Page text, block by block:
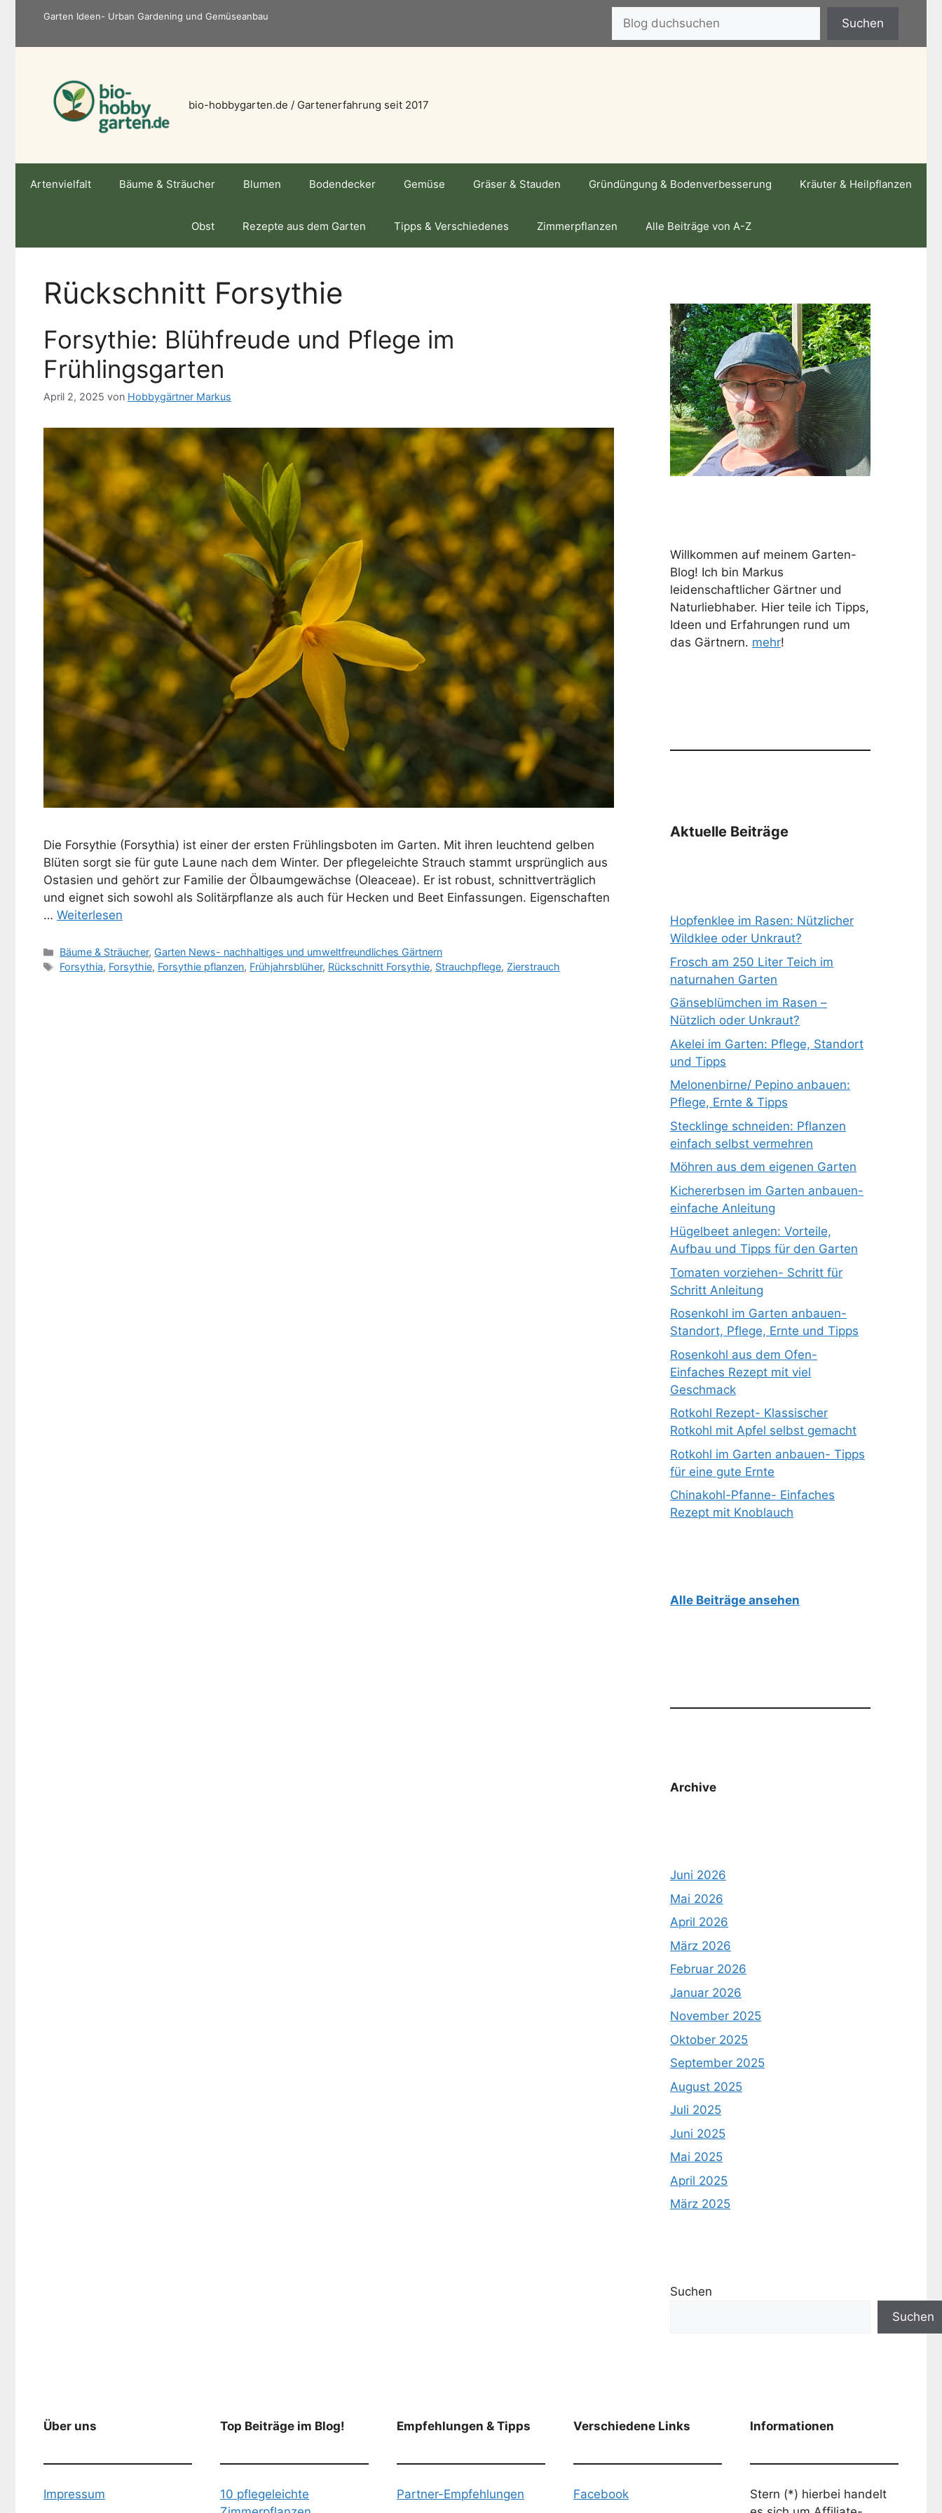
Garten Ideen- Urban Gardening und Gemüseanbau Suchen
bio-hobbygarten.de / Gartenerfahrung seit 2017
Artenvielfalt Bäume & Sträucher Blumen Bodendecker Gemüse Gräser & Stauden Gründüngung & Bodenverbesserung Kräuter & Heilpflanzen
Obst Rezepte aus dem Garten Tipps & Verschiedenes Zimmerpflanzen Alle Beiträge von A-Z
Rückschnitt Forsythie
Forsythie: Blühfreude und Pflege im
Frühlingsgarten
April 2, 2025 von Hobbygärtner Markus
Die Forsythie (Forsythia) ist einer der ersten Frühlingsboten im Garten. Mit ihren leuchtend gelben
Blüten sorgt sie für gute Laune nach dem Winter. Der pflegeleichte Strauch stammt ursprünglich aus
Ostasien und gehört zur Familie der Ölbaumgewächse (Oleaceae). Er ist robust, schnittverträglich
und eignet sich sowohl als Solitärpflanze als auch für Hecken und Beet Einfassungen. Eigenschaften
… Weiterlesen
Kategorien
Bäume & Sträucher, Garten News- nachhaltiges und umweltfreundliches Gärtnern
Schlagwörter
Forsythia, Forsythie, Forsythie pflanzen, Frühjahrsblüher, Rückschnitt Forsythie, Strauchpflege, Zierstrauch
Willkommen auf meinem Garten-
Blog! Ich bin Markus
leidenschaftlicher Gärtner und
Naturliebhaber. Hier teile ich Tipps,
Ideen und Erfahrungen rund um
das Gärtnern. mehr!
Aktuelle Beiträge
Hopfenklee im Rasen: Nützlicher
Wildklee oder Unkraut?
Frosch am 250 Liter Teich im
naturnahen Garten
Gänseblümchen im Rasen –
Nützlich oder Unkraut?
Akelei im Garten: Pflege, Standort
und Tipps
Melonenbirne/ Pepino anbauen:
Pflege, Ernte & Tipps
Stecklinge schneiden: Pflanzen
einfach selbst vermehren
Möhren aus dem eigenen Garten
Kichererbsen im Garten anbauen-
einfache Anleitung
Hügelbeet anlegen: Vorteile,
Aufbau und Tipps für den Garten
Tomaten vorziehen- Schritt für
Schritt Anleitung
Rosenkohl im Garten anbauen-
Standort, Pflege, Ernte und Tipps
Rosenkohl aus dem Ofen-
Einfaches Rezept mit viel
Geschmack
Rotkohl Rezept- Klassischer
Rotkohl mit Apfel selbst gemacht
Rotkohl im Garten anbauen- Tipps
für eine gute Ernte
Chinakohl-Pfanne- Einfaches
Rezept mit Knoblauch
Alle Beiträge ansehen
Archive
Juni 2026
Mai 2026
April 2026
März 2026
Februar 2026
Januar 2026
November 2025
Oktober 2025
September 2025
August 2025
Juli 2025
Juni 2025
Mai 2025
April 2025
März 2025
Suchen
Suchen
Über uns
Impressum
Top Beiträge im Blog!
10 pflegeleichte
Empfehlungen & Tipps
Partner-Empfehlungen
Verschiedene Links
Facebook
Informationen
Stern (*) hierbei handelt